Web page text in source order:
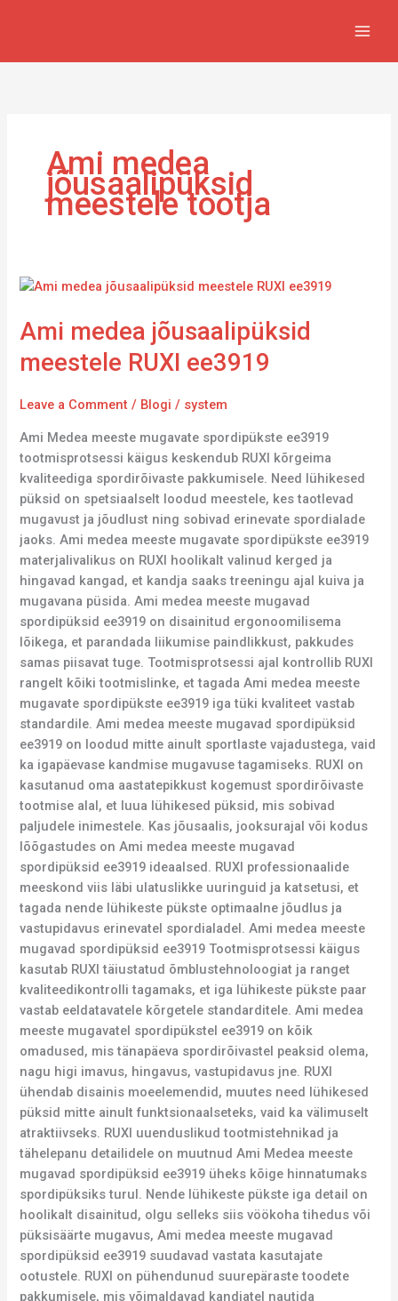
Ami medea
jõusaalipüksid
meestele tootja
Ami medea jõusaalipüksid
meestele RUXI ee3919
Leave a Comment / Blogi / system
Ami Medea meeste mugavate spordipükste ee3919
tootmisprotsessi käigus keskendub RUXI kõrgeima
kvaliteediga spordirõivaste pakkumisele. Need lühikesed
püksid on spetsiaalselt loodud meestele, kes taotlevad
mugavust ja jõudlust ning sobivad erinevate spordialade
jaoks. Ami medea meeste mugavate spordipükste ee3919
materjalivalikus on RUXI hoolikalt valinud kerged ja
hingavad kangad, et kandja saaks treeningu ajal kuiva ja
mugavana püsida. Ami medea meeste mugavad
spordipüksid ee3919 on disainitud ergonoomilisema
lõikega, et parandada liikumise paindlikkust, pakkudes
samas piisavat tuge. Tootmisprotsessi ajal kontrollib RUXI
rangelt kõiki tootmislinke, et tagada Ami medea meeste
mugavate spordipükste ee3919 iga tüki kvaliteet vastab
standardile. Ami medea meeste mugavad spordipüksid
ee3919 on loodud mitte ainult sportlaste vajadustega, vaid
ka igapäevase kandmise mugavuse tagamiseks. RUXI on
kasutanud oma aastatepikkust kogemust spordirõivaste
tootmise alal, et luua lühikesed püksid, mis sobivad
paljudele inimestele. Kas jõusaalis, jooksurajal või kodus
lõõgastudes on Ami medea meeste mugavad
spordipüksid ee3919 ideaalsed. RUXI professionaalide
meeskond viis läbi ulatuslikke uuringuid ja katsetusi, et
tagada nende lühikeste pükste optimaalne jõudlus ja
vastupidavus erinevatel spordialadel. Ami medea meeste
mugavad spordipüksid ee3919 Tootmisprotsessi käigus
kasutab RUXI täiustatud õmblustehnoloogiat ja ranget
kvaliteedikontrolli tagamaks, et iga lühikeste pükste paar
vastab eeldatavatele kõrgetele standarditele. Ami medea
meeste mugavatel spordipükstel ee3919 on kõik
omadused, mis tänapäeva spordirõivastel peaksid olema,
nagu higi imavus, hingavus, vastupidavus jne. RUXI
ühendab disainis moeelemendid, muutes need lühikesed
püksid mitte ainult funktsionaalseteks, vaid ka välimuselt
atraktiivseks. RUXI uuenduslikud tootmistehnikad ja
tähelepanu detailidele on muutnud Ami Medea meeste
mugavad spordipüksid ee3919 üheks kõige hinnatumaks
spordipüksiks turul. Nende lühikeste pükste iga detail on
hoolikalt disainitud, olgu selleks siis vöökoha tihedus või
püksisäärte mugavus, Ami medea meeste mugavad
spordipüksid ee3919 suudavad vastata kasutajate
ootustele. RUXI on pühendunud suurepäraste toodete
pakkumisele, mis võimaldavad kandjatel nautida
Ami
jõusaalipüksid
RUXI